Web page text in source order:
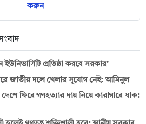
করুন
ইউনিভার্সিটি প্রতিষ্ঠা করবে সরকার’
জাতীয় দলে খেলার সুযোগ নেই: আমিনুল
ফিরে গণহত্যার দায় নিয়ে কারাগারে যাক: